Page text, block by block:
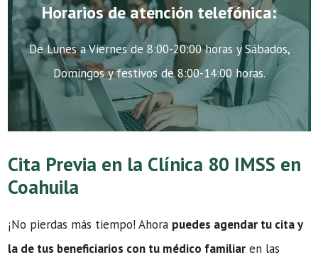
Horarios de atención telefónica:
De Lunes a Viernes de 8:00-20:00 horas y Sábados,
Domingos y festivos de 8:00-14:00 horas.
Cita Previa en la Clínica 80 IMSS en
Coahuila
¡No pierdas más tiempo! Ahora puedes agendar tu cita y
la de tus beneficiarios con tu médico familiar en las